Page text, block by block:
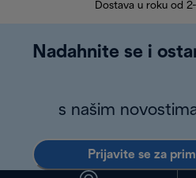
Dostava u roku od
Nadahnite se i
s našim
Prijavite se za